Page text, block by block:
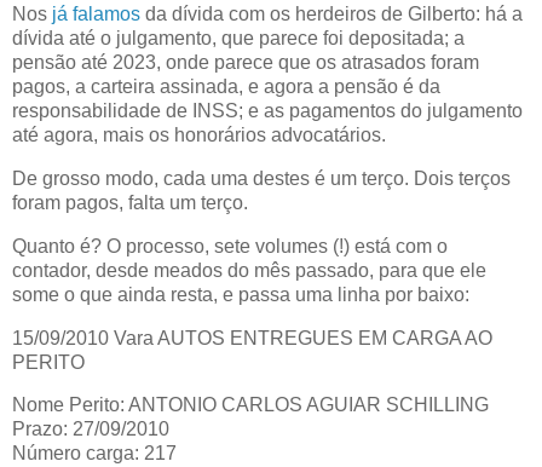
Nos já falamos da dívida com os herdeiros de Gilberto: há a
dívida até o julgamento, que parece foi depositada; a
pensão até 2023, onde parece que os atrasados foram
pagos, a carteira assinada, e agora a pensão é da
responsabilidade de INSS; e as pagamentos do julgamento
até agora, mais os honorários advocatários.
De grosso modo, cada uma destes é um terço. Dois terços
foram pagos, falta um terço.
Quanto é? O processo, sete volumes (!) está com o
contador, desde meados do mês passado, para que ele
some o que ainda resta, e passa uma linha por baixo:
15/09/2010 Vara AUTOS ENTREGUES EM CARGA AO
PERITO
Nome Perito: ANTONIO CARLOS AGUIAR SCHILLING
Prazo: 27/09/2010
Número carga: 217